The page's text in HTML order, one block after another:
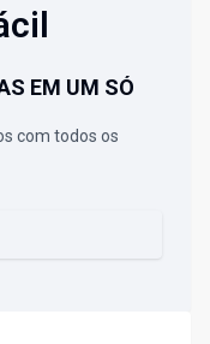
EM UM SÓ
com todos os